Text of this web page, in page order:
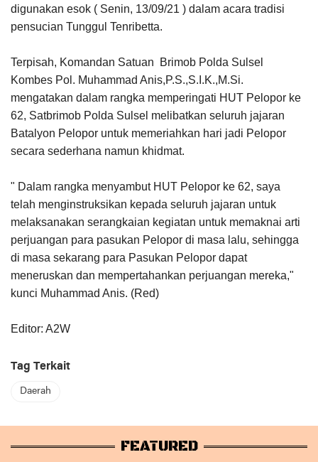
digunakan esok ( Senin, 13/09/21 ) dalam acara tradisi
pensucian Tunggul Tenribetta.
Terpisah, Komandan Satuan Brimob Polda Sulsel
Kombes Pol. Muhammad Anis,P.S.,S.I.K.,M.Si.
mengatakan dalam rangka memperingati HUT Pelopor ke
62, Satbrimob Polda Sulsel melibatkan seluruh jajaran
Batalyon Pelopor untuk memeriahkan hari jadi Pelopor
secara sederhana namun khidmat.
" Dalam rangka menyambut HUT Pelopor ke 62, saya
telah menginstruksikan kepada seluruh jajaran untuk
melaksanakan serangkaian kegiatan untuk memaknai arti
perjuangan para pasukan Pelopor di masa lalu, sehingga
di masa sekarang para Pasukan Pelopor dapat
meneruskan dan mempertahankan perjuangan mereka,"
kunci Muhammad Anis. (Red)
Editor: A2W
Tag Terkait
Daerah
FEATURED